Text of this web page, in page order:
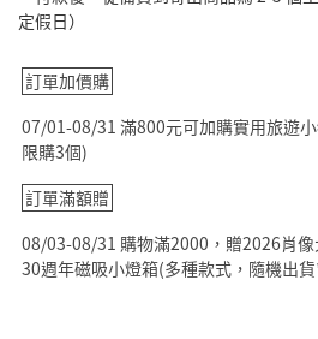
定假日）
訂單加價購
07/01-08/31 滿800元可加購實用旅遊
限購3個)
訂單滿額贈
08/03-08/31 購物滿2000，贈2026肖
30週年磁吸小燈箱(多種款式，隨機出